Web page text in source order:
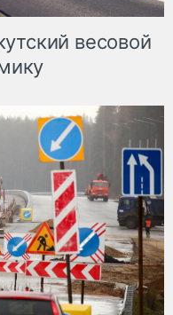
весовой